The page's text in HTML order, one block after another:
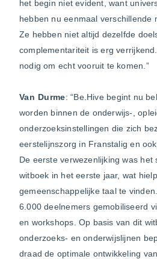
het begin niet evident, want
hebben nu eenmaal verschillende
Ze hebben niet altijd dezelfde
complementariteit is erg
nodig om echt vooruit te komen.”
Van Durme: “Be.Hive begint nu
worden binnen de onderwijs-,
onderzoeksinstellingen die zich
eerstelijnszorg in Franstalig en
De eerste verwezenlijking was het
witboek in het eerste jaar, wat
gemeenschappelijke taal te
6.000 deelnemers gemobiliseerd
en workshops. Op basis van dit
onderzoeks- en onderwijslijnen
draad de optimale ontwikkeling